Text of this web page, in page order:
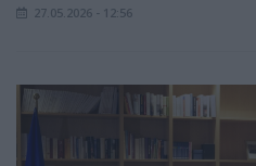
27.05.2026 - 12:56